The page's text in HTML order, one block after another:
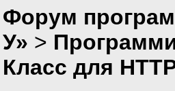
Форум
У» >
Класс для